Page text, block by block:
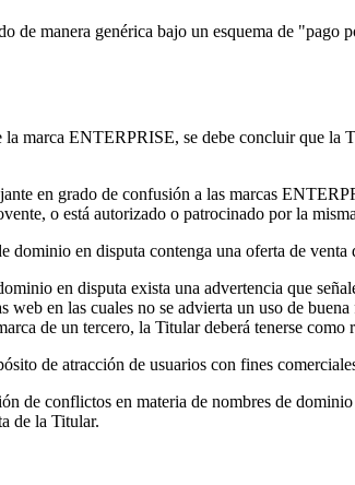
de manera genérica bajo un esquema de
marca ENTERPRISE, se debe concluir que
en grado de confusión a las marcas
o está autorizado o patrocinado por la
dominio en disputa contenga una oferta de
en disputa exista una advertencia que
en las cuales no se advierta un uso de
de un tercero, la Titular deberá tenerse
de atracción de usuarios con fines
de conflictos en materia de nombres de
de la Titular.